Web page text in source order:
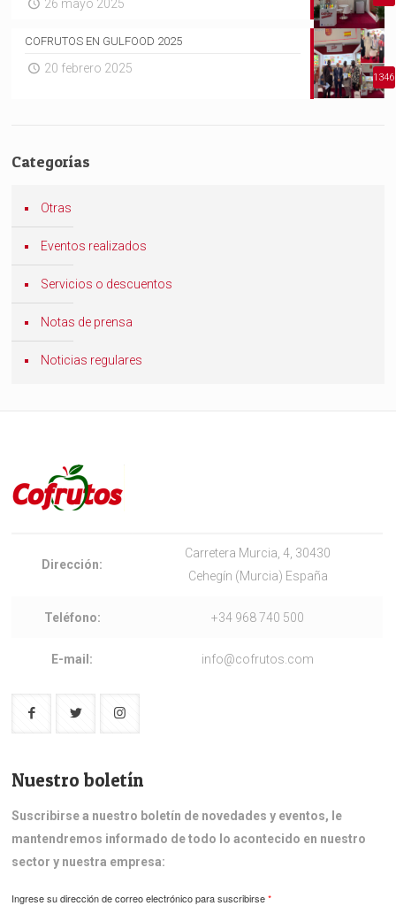
26 mayo 2025
1346
COFRUTOS EN GULFOOD 2025
20 febrero 2025
Categorías
Otras
Eventos realizados
Servicios o descuentos
Notas de prensa
Noticias regulares
Dirección:
Carretera Murcia, 4, 30430
Cehegín (Murcia) España
Teléfono: +34 968 740 500
E-mail: info@cofrutos.com
Nuestro boletín
Suscribirse a nuestro boletín de novedades y eventos, le
mantendremos informado de todo lo acontecido en nuestro
sector y nuestra empresa:
Ingrese su dirección de correo electrónico para suscribirse*